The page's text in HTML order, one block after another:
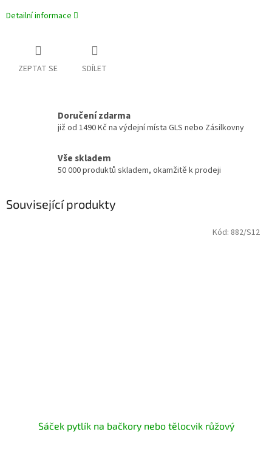
Detailní informace
ZEPTAT SE SDÍLET
Doručení zdarma
již od 1490 Kč na výdejní místa GLS nebo Zásilkovny
Vše skladem
50 000 produktů skladem, okamžitě k prodeji
Související produkty
Sáček pytlík na bačkory nebo tělocvik růžový
Kód: 882/S12